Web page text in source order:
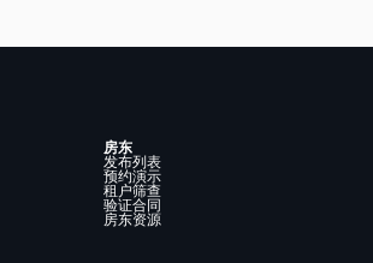
房东
发布列表
预约演示
租户筛查
验证合同
房东资源